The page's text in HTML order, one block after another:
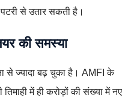
पटरी से उतार सकती है।
की समस्या
से ज्यादा बढ़ चुका है। AMFI के
में ही करोड़ों की संख्या में नए